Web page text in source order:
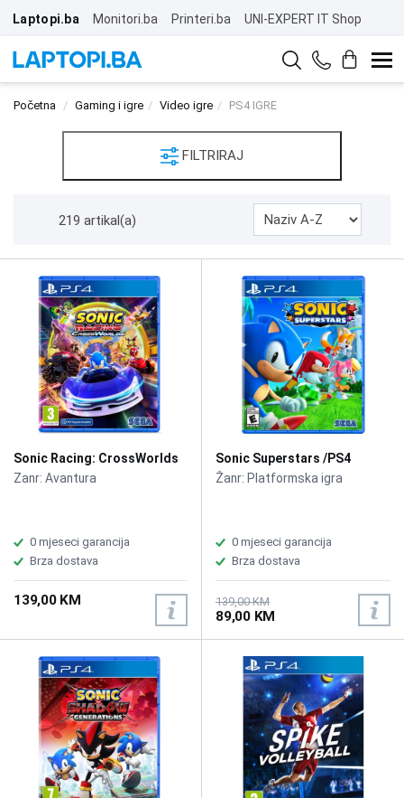
Laptopi.ba Monitori.ba Printeri.ba UNI-EXPERT IT Shop
Početna Gaming i igre Video igre PS4 IGRE
FILTRIRAJ
219 artikal(a)
Sonic Racing: CrossWorlds
/PS4
Zanr: Avantura
0 mjeseci garancija
Brza dostava
139,00 KM
Sonic Superstars /PS4
Žanr: Platformska igra
0 mjeseci garancija
Brza dostava
139,00 KM
89,00 KM